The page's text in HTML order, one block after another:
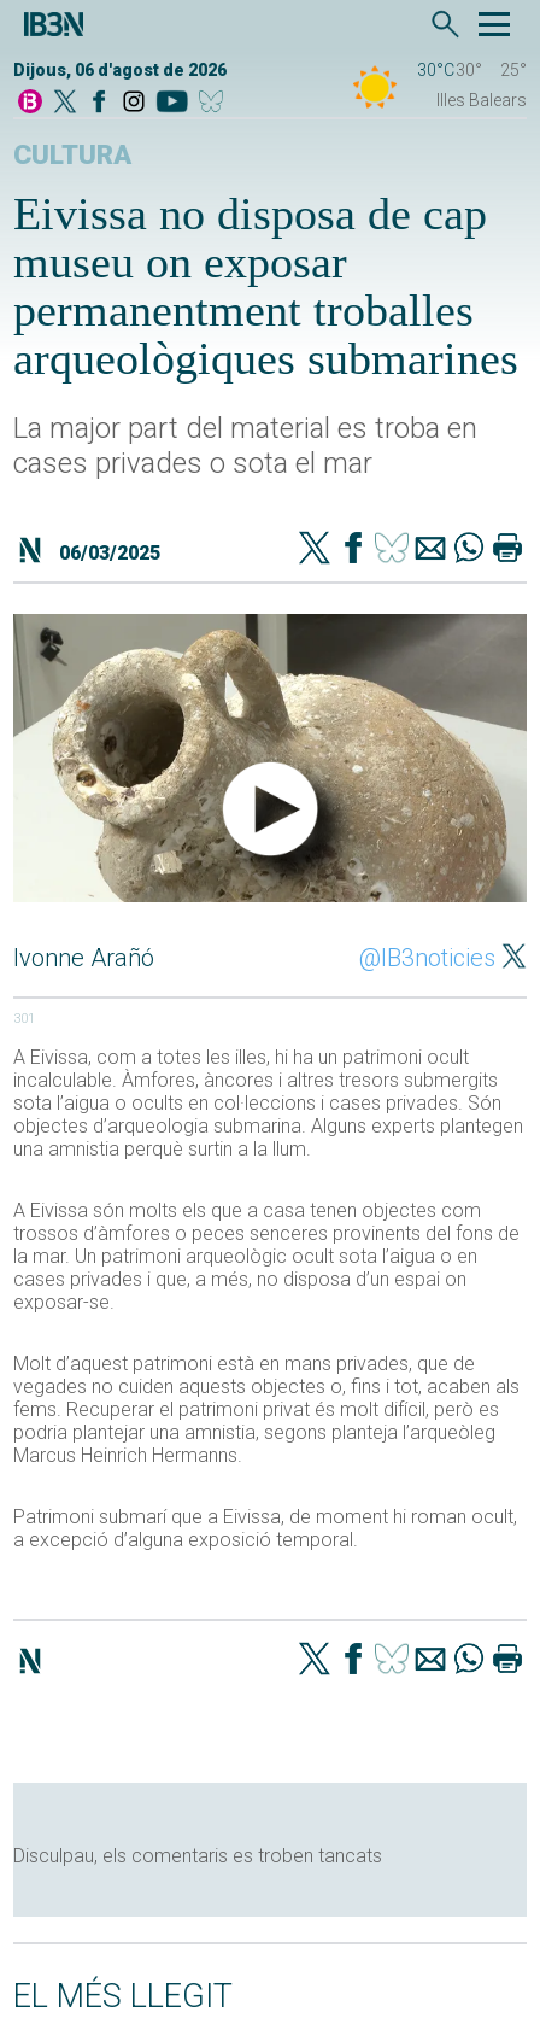
Dijous, 06 d'agost de 2026 30°C30°
25°
Illes Balears
CULTURA
Eivissa no disposa de cap
museu on exposar
permanentment troballes
arqueològiques submarines
La major part del material es troba en
cases privades o sota el mar
06/03/2025
Ivonne Arañó @IB3noticies
301
A Eivissa, com a totes les illes, hi ha un patrimoni ocult
incalculable. Àmfores, àncores i altres tresors submergits
sota l’aigua o ocults en col·leccions i cases privades. Són
objectes d’arqueologia submarina. Alguns experts plantegen
una amnistia perquè surtin a la llum.
A Eivissa són molts els que a casa tenen objectes com
trossos d’àmfores o peces senceres provinents del fons de
la mar. Un patrimoni arqueològic ocult sota l’aigua o en
cases privades i que, a més, no disposa d’un espai on
exposar-se.
Molt d’aquest patrimoni està en mans privades, que de
vegades no cuiden aquests objectes o, fins i tot, acaben als
fems. Recuperar el patrimoni privat és molt difícil, però es
podria plantejar una amnistia, segons planteja l’arqueòleg
Marcus Heinrich Hermanns.
Patrimoni submarí que a Eivissa, de moment hi roman ocult,
a excepció d’alguna exposició temporal.
Disculpau, els comentaris es troben tancats
EL MÉS LLEGIT